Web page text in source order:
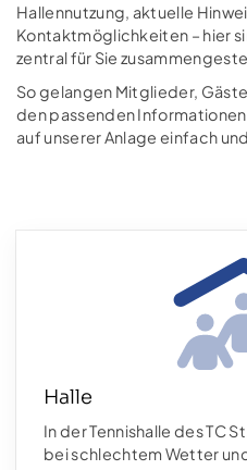
Hallennutzung, aktuelle
Kontaktmöglichkeiten – hier
zentral für Sie
So gelangen Mitglieder,
den passenden
auf unserer Anlage einfach
Halle
In der Tennishalle des TC
bei schlechtem Wetter